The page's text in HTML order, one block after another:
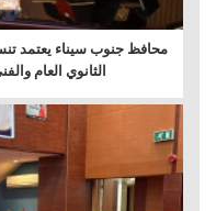
محافظ جنوب سيناء يعتمد
الثانوي العام والفني